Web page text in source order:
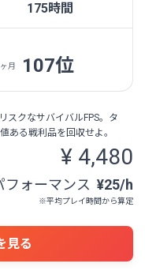
175時間
月 107位
スクなサバイバルFPS。タ
ある戦利品を回収せよ。
¥ 4,480
フォーマンス ¥25/h
※平均プレイ時間から算定
見る